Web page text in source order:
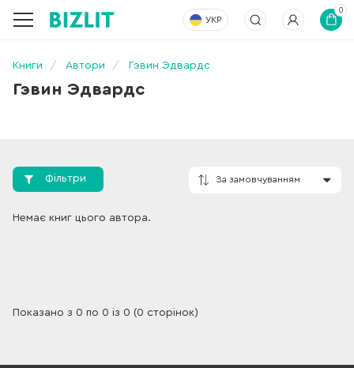
УКР
0
Книги Автори Гэвин Эдвардс
Гэвин Эдвардс
Фільтри
Немає книг цього автора.
Показано з 0 по 0 із 0 (0 сторінок)